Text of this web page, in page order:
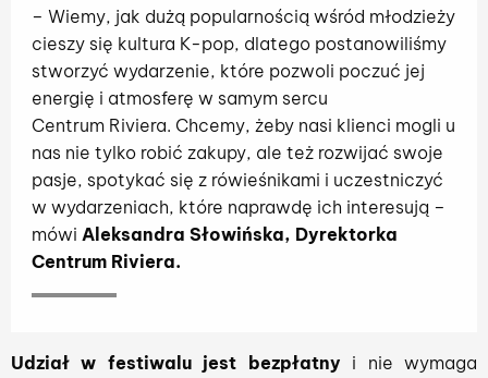
– Wiemy, jak dużą popularnością wśród młodzieży
cieszy się kultura K-pop, dlatego postanowiliśmy
stworzyć wydarzenie, które pozwoli poczuć jej
energię i atmosferę w samym sercu
Centrum Riviera. Chcemy, żeby nasi klienci mogli u
nas nie tylko robić zakupy, ale też rozwijać swoje
pasje, spotykać się z rówieśnikami i uczestniczyć
w wydarzeniach, które naprawdę ich interesują –
mówi Aleksandra Słowińska, Dyrektorka
Centrum Riviera.
Udział w festiwalu jest bezpłatny i nie wymaga